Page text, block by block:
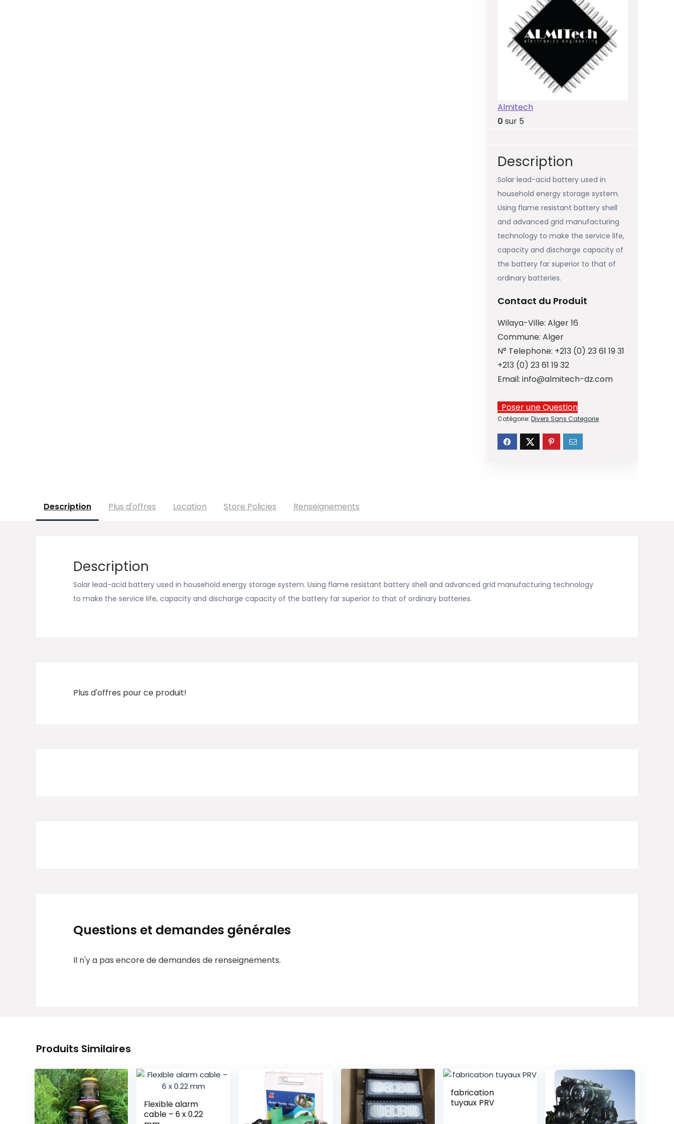
Almitech
0 sur 5
Description
Solar lead-acid battery used in
household energy storage system.
Using flame resistant battery shell
and advanced grid manufacturing
technology to make the service life,
capacity and discharge capacity of
the battery far superior to that of
ordinary batteries.
Contact du Produit
Wilaya-Ville: Alger 16
Commune: Alger
N° Telephone: +213 (0) 23 61 19 31
+213 (0) 23 61 19 32
Email: info@almitech-dz.com
Poser une Question
Catégorie: Divers Sans Categorie
Description Plus d'offres Location Store Policies Renseignements
Description
Solar lead-acid battery used in household energy storage system. Using flame resistant battery shell and advanced grid manufacturing technology
to make the service life, capacity and discharge capacity of the battery far superior to that of ordinary batteries.
Plus d'offres pour ce produit!
Questions et demandes générales
Il n'y a pas encore de demandes de renseignements.
Produits Similaires
Flexible alarm
cable – 6 x 0.22
fabrication
tuyaux PRV